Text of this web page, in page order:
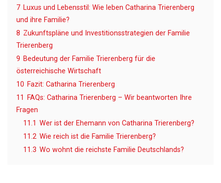
7 Luxus und Lebensstil: Wie leben Catharina Trierenberg
und ihre Familie?
8 Zukunftspläne und Investitionsstrategien der Familie
Trierenberg
9 Bedeutung der Familie Trierenberg für die
österreichische Wirtschaft
10 Fazit: Catharina Trierenberg
11
FAQs: Catharina Trierenberg – Wir beantworten Ihre
Fragen
11.1 Wer ist der Ehemann von Catharina Trierenberg?
11.2 Wie reich ist die Familie Trierenberg?
11.3 Wo wohnt die reichste Familie Deutschlands?